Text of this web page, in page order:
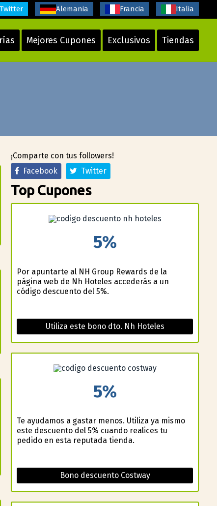
Mejores Cupones Exclusivos Tiendas
Twitter Alemania Francia Italia
¡Comparte con tus followers!
Facebook
Twitter
Top Cupones
5%
Por apuntarte al NH Group Rewards de la
página web de Nh Hoteles accederás a un
código descuento del 5%.
Utiliza este bono dto. Nh Hoteles
5%
Te ayudamos a gastar menos. Utiliza ya mismo
este descuento del 5% cuando realices tu
pedido en esta reputada tienda.
Bono descuento Costway